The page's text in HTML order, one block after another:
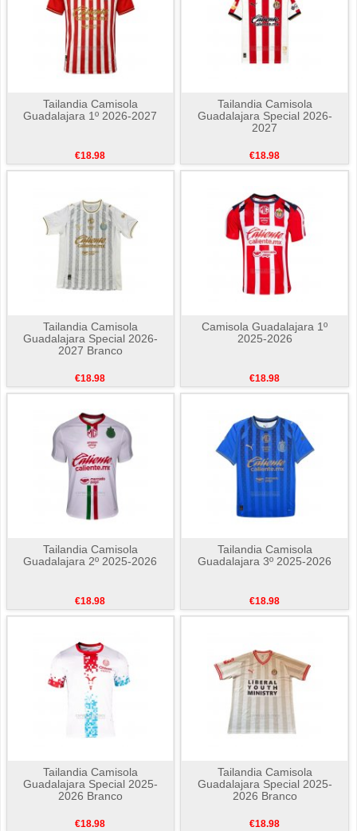
Tailandia Camisola
Guadalajara 1º 2026-2027
€18.98
Tailandia Camisola
Guadalajara Special 2026-
2027
€18.98
Tailandia Camisola
Guadalajara Special 2026-
2027 Branco
€18.98
Camisola Guadalajara 1º
2025-2026
€18.98
Tailandia Camisola
Guadalajara 2º 2025-2026
€18.98
Tailandia Camisola
Guadalajara 3º 2025-2026
€18.98
Tailandia Camisola
Guadalajara Special 2025-
2026 Branco
€18.98
Tailandia Camisola
Guadalajara Special 2025-
2026 Branco
€18.98